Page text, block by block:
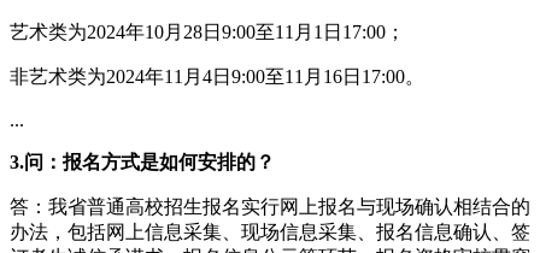
艺术类为2024年10月28日9:00至11月1日17:00；
非艺术类为2024年11月4日9:00至11月16日17:00。
...
3.问：报名方式是如何安排的？
答：我省普通高校招生报名实行网上报名与现场确认相结合的
办法，包括网上信息采集、现场信息采集、报名信息确认、签